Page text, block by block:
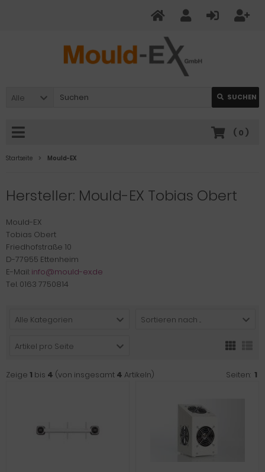
Alle SUCHEN
( 0 )
Startseite Mould-EX
Hersteller: Mould-EX Tobias Obert
Mould-EX
Tobias Obert
Friedhofstraße 10
D-77955 Ettenheim
E-Mail: info@mould-ex.de
Tel. 0163 7750814
Alle Kategorien Sortieren nach ...
Artikel pro Seite
Zeige 1 bis 4 (von insgesamt 4 Artikeln) Seiten: 1